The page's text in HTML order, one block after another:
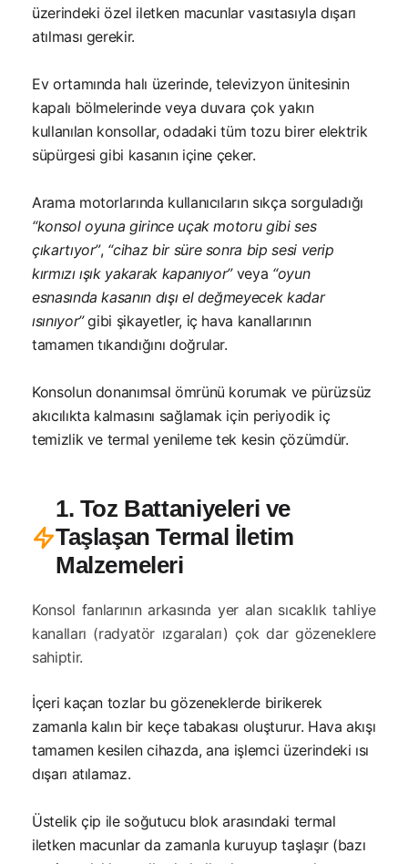
üzerindeki özel iletken macunlar vasıtasıyla dışarı
atılması gerekir.
Ev ortamında halı üzerinde, televizyon ünitesinin
kapalı bölmelerinde veya duvara çok yakın
kullanılan konsollar, odadaki tüm tozu birer elektrik
süpürgesi gibi kasanın içine çeker.
Arama motorlarında kullanıcıların sıkça sorguladığı
“konsol oyuna girince uçak motoru gibi ses
çıkartıyor”, “cihaz bir süre sonra bip sesi verip
kırmızı ışık yakarak kapanıyor”veya “oyun
esnasında kasanın dışı el değmeyecek kadar
ısınıyor”gibi şikayetler, iç hava kanallarının
tamamen tıkandığını doğrular.
Konsolun donanımsal ömrünü korumak ve pürüzsüz
akıcılıkta kalmasını sağlamak için periyodik iç
temizlik ve termal yenileme tek kesin çözümdür.
1. Toz Battaniyeleri ve
Taşlaşan Termal İletim
Malzemeleri
Konsol fanlarının arkasında yer alan sıcaklık tahliye
kanalları (radyatör ızgaraları) çok dar gözeneklere
sahiptir.
İçeri kaçan tozlar bu gözeneklerde birikerek
zamanla kalın bir keçe tabakası oluşturur. Hava akışı
tamamen kesilen cihazda, ana işlemci üzerindeki ısı
dışarı atılamaz.
Üstelik çip ile soğutucu blok arasındaki termal
iletken macunlar da zamanla kuruyup taşlaşır (bazı